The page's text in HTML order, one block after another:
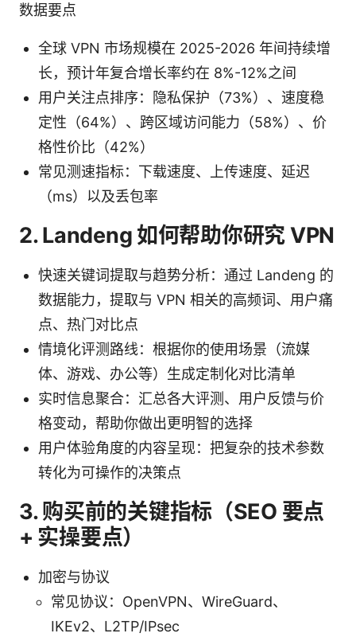
数据要点
全球 VPN 市场规模在 2025-2026 年间持续增
长，预计年复合增长率约在 8%-12%之间
用户关注点排序：隐私保护（73%）、速度稳
定性（64%）、跨区域访问能力（58%）、价
格性价比（42%）
常见测速指标：下载速度、上传速度、延迟
（ms）以及丢包率
2. Landeng 如何帮助你研究 VPN
快速关键词提取与趋势分析：通过 Landeng 的
数据能力，提取与 VPN 相关的高频词、用户痛
点、热门对比点
情境化评测路线：根据你的使用场景（流媒
体、游戏、办公等）生成定制化对比清单
实时信息聚合：汇总各大评测、用户反馈与价
格变动，帮助你做出更明智的选择
用户体验角度的内容呈现：把复杂的技术参数
转化为可操作的决策点
3. 购买前的关键指标（SEO 要点
+ 实操要点）
加密与协议
常见协议：OpenVPN、WireGuard、
IKEv2、L2TP/IPsec